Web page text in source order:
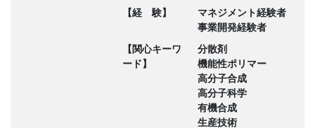
【経 験】
マネジメント経験者
事業開発経験者
【関心キーワ
ード】
分散剤
機能性ポリマー
高分子合成
高分子科学
有機合成
生産技術